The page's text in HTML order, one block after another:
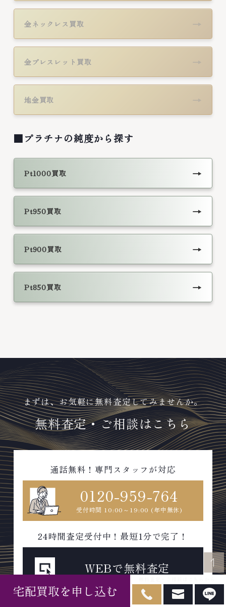
金ネックレス買取 →
金ブレスレット買取 →
地金買取 →
■プラチナの純度から探す
Pt1000買取 →
Pt950買取 →
Pt900買取 →
Pt850買取 →
まずは、お気軽に無料査定してみませんか。
無料査定・ご相談はこちら
通話無料！専門スタッフが対応
0120-959-764
受付時間 10:00～19:00 (年中無休)
24時間査定受付中！最短1分で完了！
WEBで無料査定
スマホから気軽に即査定可能！
宅配買取を申し込む